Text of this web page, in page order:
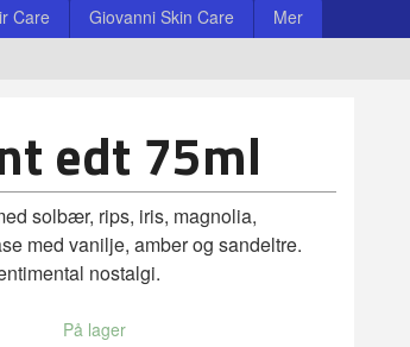
Care Giovanni Skin Care Mer
edt 75ml
solbær, rips, iris, magnolia,
med vanilje, amber og sandeltre.
nostalgi.
På lager